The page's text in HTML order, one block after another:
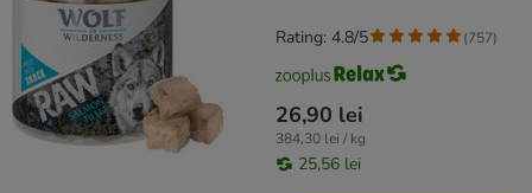
26,90 lei
384,30 lei / kg
25,56 lei
Rating: 4.8/5 (757)